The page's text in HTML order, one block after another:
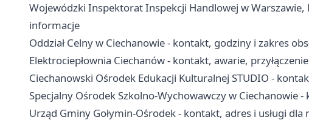
Wojewódzki Inspektorat Inspekcji Handlowej w
informacje
Oddział Celny w Ciechanowie - kontakt, godziny i zakres
Elektrociepłownia Ciechanów - kontakt, awarie,
Ciechanowski Ośrodek Edukacji Kulturalnej STUDIO -
Specjalny Ośrodek Szkolno-Wychowawczy w Ciechanowie
Urząd Gminy Gołymin-Ośrodek - kontakt, adres i usługi dla